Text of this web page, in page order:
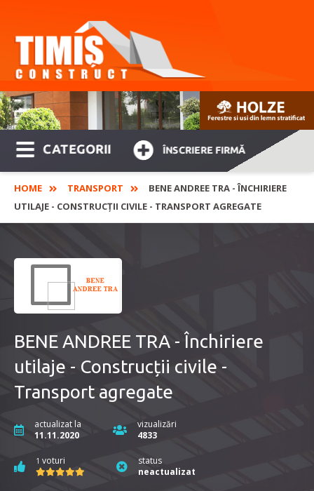
CATEGORII ÎNSCRIERE FIRMĂ
HOME TRANSPORT
BENE ANDREE TRA - ÎNCHIRIERE
UTILAJE - CONSTRUCȚII CIVILE - TRANSPORT AGREGATE
BENE ANDREE TRA - Închiriere
utilaje - Construcții civile -
Transport agregate
actualizat la
11.11.2020
vizualizări
4833
1 voturi
status
neactualizat